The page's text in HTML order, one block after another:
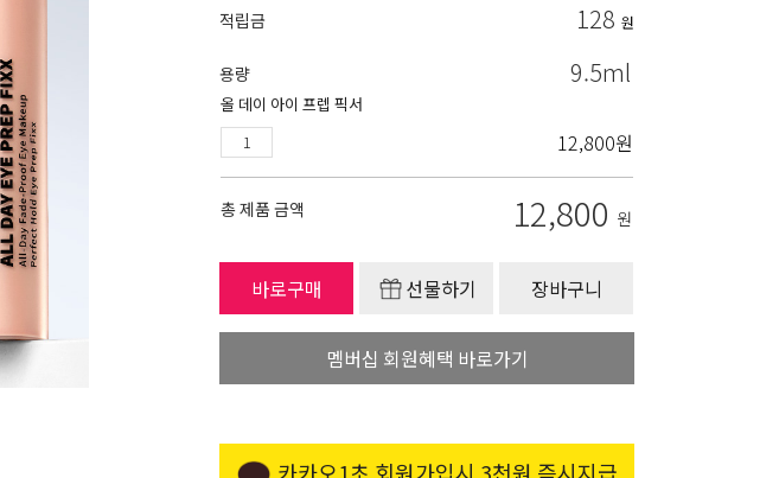
적립금
128 원
용량 9.5ml
올 데이 아이 프렙 픽서
12,800원
총 제품 금액 12,800 원
바로구매 선물하기 장바구니
멤버십 회원혜택 바로가기